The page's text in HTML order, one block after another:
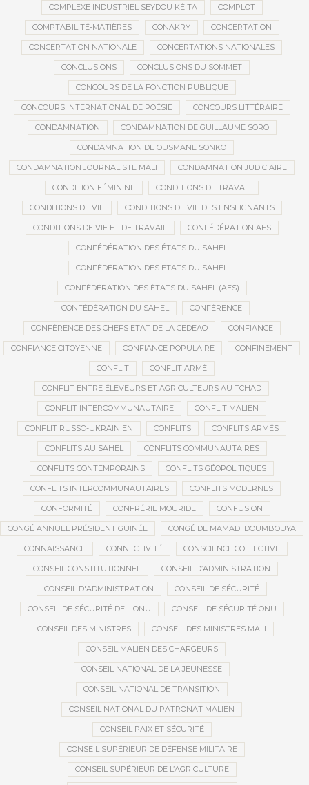
COMPLEXE INDUSTRIEL SEYDOU KÉÏTA COMPLOT
COMPTABILITÉ-MATIÈRES CONAKRY CONCERTATION
CONCERTATION NATIONALE CONCERTATIONS NATIONALES
CONCLUSIONS CONCLUSIONS DU SOMMET
CONCOURS DE LA FONCTION PUBLIQUE
CONCOURS INTERNATIONAL DE POÉSIE CONCOURS LITTÉRAIRE
CONDAMNATION CONDAMNATION DE GUILLAUME SORO
CONDAMNATION DE OUSMANE SONKO
CONDAMNATION JOURNALISTE MALI CONDAMNATION JUDICIAIRE
CONDITION FÉMININE CONDITIONS DE TRAVAIL
CONDITIONS DE VIE CONDITIONS DE VIE DES ENSEIGNANTS
CONDITIONS DE VIE ET DE TRAVAIL CONFÉDÉRATION AES
CONFÉDÉRATION DES ÉTATS DU SAHEL
CONFÉDÉRATION DES ETATS DU SAHEL
CONFÉDÉRATION DES ÉTATS DU SAHEL (AES)
CONFÉDÉRATION DU SAHEL CONFÉRENCE
CONFÉRENCE DES CHEFS ETAT DE LA CEDEAO CONFIANCE
CONFIANCE CITOYENNE CONFIANCE POPULAIRE CONFINEMENT
CONFLIT CONFLIT ARMÉ
CONFLIT ENTRE ÉLEVEURS ET AGRICULTEURS AU TCHAD
CONFLIT INTERCOMMUNAUTAIRE CONFLIT MALIEN
CONFLIT RUSSO-UKRAINIEN CONFLITS CONFLITS ARMÉS
CONFLITS AU SAHEL CONFLITS COMMUNAUTAIRES
CONFLITS CONTEMPORAINS CONFLITS GÉOPOLITIQUES
CONFLITS INTERCOMMUNAUTAIRES CONFLITS MODERNES
CONFORMITÉ CONFRÉRIE MOURIDE CONFUSION
CONGÉ ANNUEL PRÉSIDENT GUINÉE CONGÉ DE MAMADI DOUMBOUYA
CONNAISSANCE CONNECTIVITÉ CONSCIENCE COLLECTIVE
CONSEIL CONSTITUTIONNEL CONSEIL D’ADMINISTRATION
CONSEIL D'ADMINISTRATION CONSEIL DE SÉCURITÉ
CONSEIL DE SÉCURITÉ DE L'ONU CONSEIL DE SÉCURITÉ ONU
CONSEIL DES MINISTRES CONSEIL DES MINISTRES MALI
CONSEIL MALIEN DES CHARGEURS
CONSEIL NATIONAL DE LA JEUNESSE
CONSEIL NATIONAL DE TRANSITION
CONSEIL NATIONAL DU PATRONAT MALIEN
CONSEIL PAIX ET SÉCURITÉ
CONSEIL SUPÉRIEUR DE DÉFENSE MILITAIRE
CONSEIL SUPÉRIEUR DE L’AGRICULTURE